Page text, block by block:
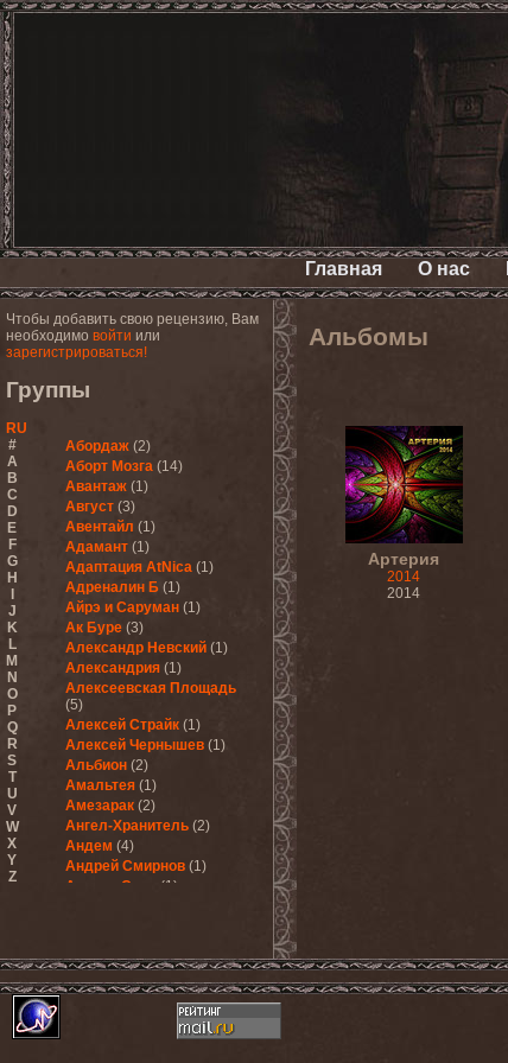
Главная О нас
Чтобы добавить свою рецензию, Вам
необходимо войти или
зарегистрироваться!
Группы
RU
#
A
B
C
D
E
F
G
H
J
K
L
M
N
O
P
Q
R
S
T
U
V
W
X
Y
Z
Абордаж (2)
Аборт Мозга (14)
Авантаж (1)
Август (3)
Авентайл (1)
Адамант (1)
Адаптация AtNica (1)
Адреналин Б (1)
Айрэ и Саруман (1)
Ак Буре (3)
Александр Невский (1)
Александрия (1)
Алексеевская Площадь
(5)
Алексей Страйк (1)
Алексей Чернышев (1)
Альбион (2)
Амальтея (1)
Амезарак (2)
Ангел-Хранитель (2)
Андем (4)
Андрей Смирнов (1)
Анклав Снов
(1)
Апокалипсис (1)
Ария (6)
Альбомы
Артерия
2014
2014